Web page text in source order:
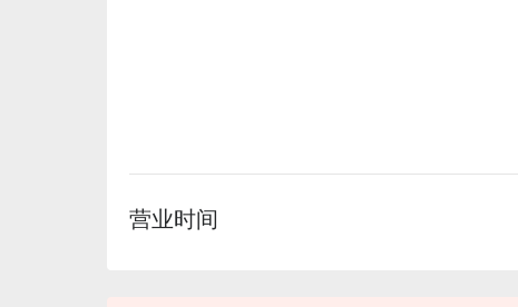
营业时间